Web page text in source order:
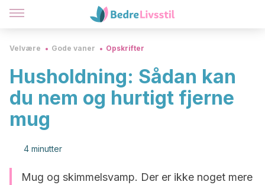
Velvære Gode vaner Opskrifter
Husholdning: Sådan kan
du nem og hurtigt fjerne
mug
4 minutter
Mug og skimmelsvamp. Der er ikke noget mere